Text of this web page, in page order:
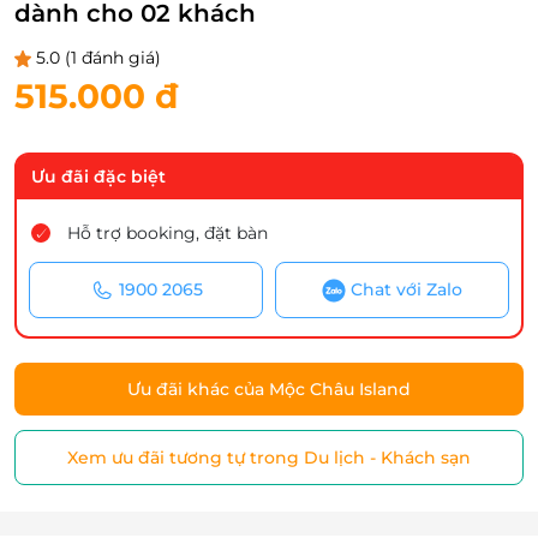
dành cho 02 khách
5.0 (1 đánh giá)
515.000 đ
Ưu đãi đặc biệt
Hỗ trợ booking, đặt bàn
1900 2065 Chat với Zalo
Ưu đãi khác của Mộc Châu Island
Xem ưu đãi tương tự trong Du lịch - Khách sạn